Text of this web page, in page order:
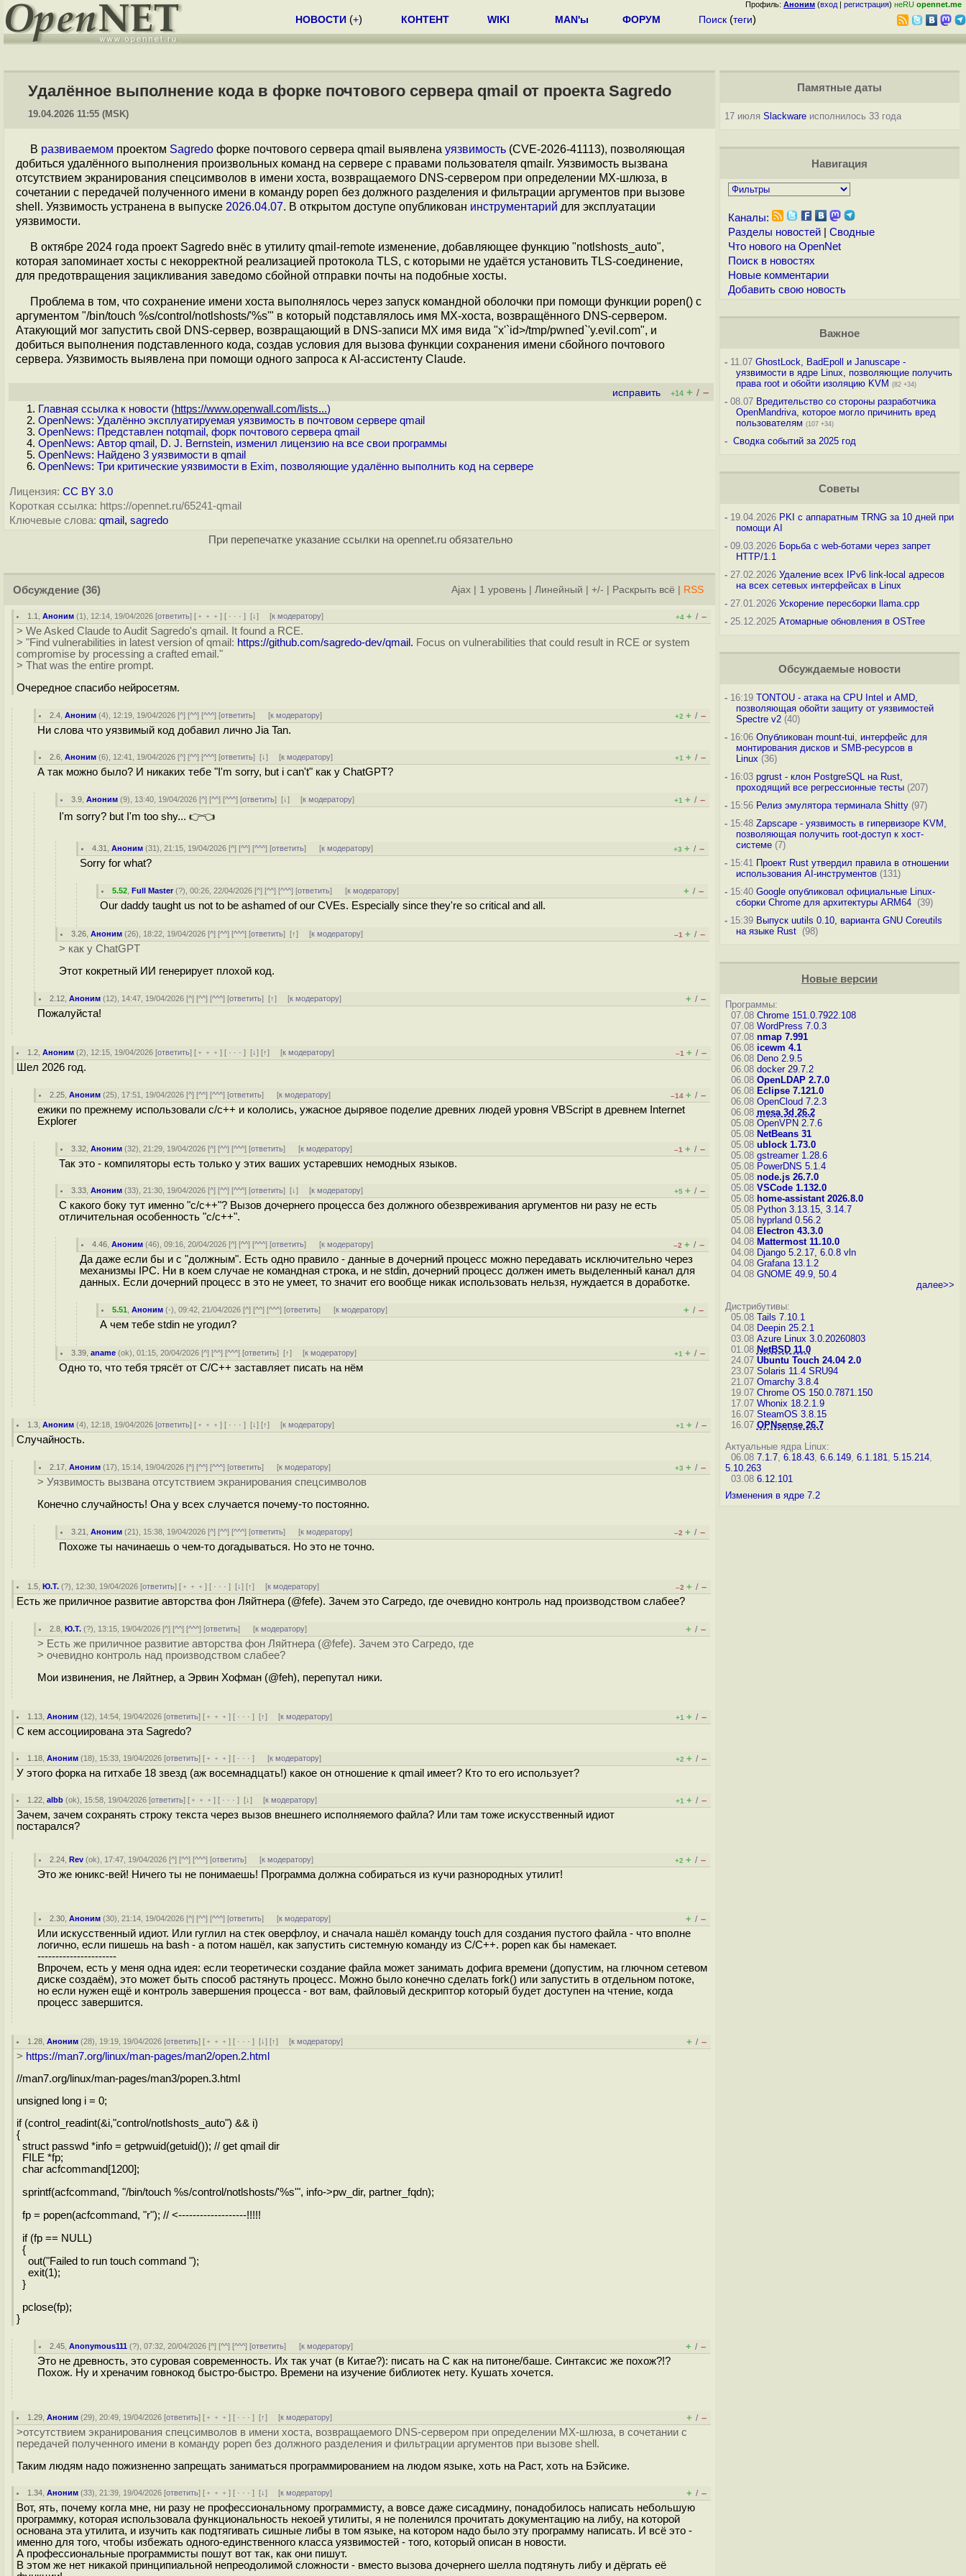
Профиль: Аноним (вход | регистрация) неRU opennet.me
НОВОСТИ (+) КОНТЕНТ WIKI MAN'ы ФОРУМ Поиск (теги)
Удалённое выполнение кода в форке почтового сервера qmail от проекта Sagredo
19.04.2026 11:55 (MSK)
В развиваемом проектом Sagredo форке почтового сервера qmail выявлена уязвимость (CVE-2026-41113), позволяющая
добиться удалённого выполнения произвольных команд на сервере с правами пользователя qmailr. Уязвимость вызвана
отсутствием экранирования спецсимволов в имени хоста, возвращаемого DNS-сервером при определении MX-шлюза, в
сочетании с передачей полученного имени в команду popen без должного разделения и фильтрации аргументов при вызове
shell. Уязвимость устранена в выпуске 2026.04.07. В открытом доступе опубликован инструментарий для эксплуатации
уязвимости.
В октябре 2024 года проект Sagredo внёс в утилиту qmail-remote изменение, добавляющее функцию "notlshosts_auto",
которая запоминает хосты с некорректной реализацией протокола TLS, с которыми не удаётся установить TLS-соединение,
для предотвращения зацикливания заведомо сбойной отправки почты на подобные хосты.
Проблема в том, что сохранение имени хоста выполнялось через запуск командной оболочки при помощи функции popen() c
аргументом "/bin/touch %s/control/notlshosts/'%s'" в который подставлялось имя MX-хоста, возвращённого DNS-сервером.
Атакующий мог запустить свой DNS-сервер, возвращающий в DNS-записи MX имя вида "x'`id>/tmp/pwned`'y.evil.com", и
добиться выполнения подставленного кода, создав условия для вызова функции сохранения имени сбойного почтового
сервера. Уязвимость выявлена при помощи одного запроса к AI-ассистенту Claude.
исправить +14 + / –
Главная ссылка к новости (https://www.openwall.com/lists...)
OpenNews: Удалённо эксплуатируемая уязвимость в почтовом сервере qmail
OpenNews: Представлен notqmail, форк почтового сервера qmail
OpenNews: Автор qmail, D. J. Bernstein, изменил лицензию на все свои программы
OpenNews: Найдено 3 уязвимости в qmail
OpenNews: Три критические уязвимости в Exim, позволяющие удалённо выполнить код на сервере
Лицензия: CC BY 3.0
Короткая ссылка: https://opennet.ru/65241-qmail
Ключевые слова: qmail , sagredo
При перепечатке указание ссылки на opennet.ru обязательно
Обсуждение (36) Ajax 1 уровень Линейный +/- Раскрыть всё RSS
1.1 ,Аноним (1), 12:14, 19/04/2026 [ответить] [ ﹢﹢﹢] [ · · ·][↓] [к модератору] +4 + / –
> We Asked Claude to Audit Sagredo's qmail. It found a RCE.
> "Find vulnerabilities in latest version of qmail: https://github.com/sagredo-dev/qmail. Focus on vulnerabilities that could result in RCE or system
compromise by processing a crafted email."
> That was the entire prompt.
Очередное спасибо нейросетям.
2.4 ,Аноним (4), 12:19, 19/04/2026 [^] [^^] [^^^] [ответить] [к модератору] +2 + / –
Ни слова что уязвимый код добавил лично Jia Tan.
2.6 ,Аноним (6), 12:41, 19/04/2026 [^] [^^] [^^^] [ответить][↓] [к модератору] +1 + / –
А так можно было? И никаких тебе "I'm sorry, but i can't" как у ChatGPT?
3.9 ,Аноним (9), 13:40, 19/04/2026 [^] [^^] [^^^] [ответить][↓] [к модератору] +1 + / –
I'm sorry? but I'm too shy... 👉👈
4.31 ,Аноним (31), 21:15, 19/04/2026 [^] [^^] [^^^] [ответить] [к модератору] +3 + / –
Sorry for what?
5.52 ,Full Master(?), 00:26, 22/04/2026 [^] [^^] [^^^] [ответить] [к модератору] + / –
Our daddy taught us not to be ashamed of our CVEs. Especially since they're so critical and all.
3.26 ,Аноним (26), 18:22, 19/04/2026 [^] [^^] [^^^] [ответить][↑] [к модератору] –1 + / –
> как у ChatGPT
Этот кокретный ИИ генерирует плохой код.
2.12 ,Аноним (12), 14:47, 19/04/2026 [^] [^^] [^^^] [ответить][↑] [к модератору] + / –
Пожалуйста!
1.2 ,Аноним (2), 12:15, 19/04/2026 [ответить] [ ﹢﹢﹢] [ · · ·][↓] [↑] [к модератору] –1 + / –
Шел 2026 год.
2.25 ,Аноним (25), 17:51, 19/04/2026 [^] [^^] [^^^] [ответить] [к модератору] –14 + / –
ежики по прежнему использовали c/c++ и кололись, ужасное дырявое поделие древних людей уровня VBScript в древнем Internet
Explorer
3.32 ,Аноним (32), 21:29, 19/04/2026 [^] [^^] [^^^] [ответить] [к модератору] –1 + / –
Так это - компиляторы есть только у этих ваших устаревших немодных языков.
3.33 ,Аноним (33), 21:30, 19/04/2026 [^] [^^] [^^^] [ответить][↓] [к модератору] +5 + / –
С какого боку тут именно "c/c++"? Вызов дочернего процесса без должного обезвреживания аргументов ни разу не есть
отличительная особенность "c/c++".
4.46 ,Аноним (46), 09:16, 20/04/2026 [^] [^^] [^^^] [ответить] [к модератору] –2 + / –
Да даже если бы и с "должным". Есть одно правило - данные в дочерний процесс можно передавать исключительно через
механизмы IPC. Ни в коем случае не командная строка, и не stdin, дочерний процесс должен иметь выделенный канал для
данных. Если дочерний процесс в это не умеет, то значит его вообще никак использовать нельзя, нуждается в доработке.
5.51 ,Аноним (-), 09:42, 21/04/2026 [^] [^^] [^^^] [ответить] [к модератору] + / –
А чем тебе stdin не угодил?
3.39 ,aname (ok), 01:15, 20/04/2026 [^] [^^] [^^^] [ответить][↑] [к модератору] +1 + / –
Одно то, что тебя трясёт от C/C++ заставляет писать на нём
1.3 ,Аноним (4), 12:18, 19/04/2026 [ответить] [ ﹢﹢﹢] [ · · ·][↓] [↑] [к модератору] +1 + / –
Случайность.
2.17 ,Аноним (17), 15:14, 19/04/2026 [^] [^^] [^^^] [ответить] [к модератору] +3 + / –
> Уязвимость вызвана отсутствием экранирования спецсимволов
Конечно случайность! Она у всех случается почему-то постоянно.
3.21 ,Аноним (21), 15:38, 19/04/2026 [^] [^^] [^^^] [ответить] [к модератору] –2 + / –
Похоже ты начинаешь о чем-то догадываться. Но это не точно.
1.5 ,Ю.Т. (?), 12:30, 19/04/2026 [ответить] [ ﹢﹢﹢] [ · · ·][↓] [↑] [к модератору] –2 + / –
Есть же приличное развитие авторства фон Ляйтнера (@fefe). Зачем это Сагредо, где очевидно контроль над производством слабее?
2.8 ,Ю.Т. (?), 13:15, 19/04/2026 [^] [^^] [^^^] [ответить] [к модератору] + / –
> Есть же приличное развитие авторства фон Ляйтнера (@fefe). Зачем это Сагредо, где
> очевидно контроль над производством слабее?
Мои извинения, не Ляйтнер, а Эрвин Хофман (@feh), перепутал ники.
1.13 ,Аноним (12), 14:54, 19/04/2026 [ответить] [ ﹢﹢﹢] [ · · ·][↑] [к модератору] +1 + / –
С кем ассоциирована эта Sagredo?
1.18 ,Аноним (18), 15:33, 19/04/2026 [ответить] [ ﹢﹢﹢] [ · · ·] [к модератору] +2 + / –
У этого форка на гитхабе 18 звезд (аж восемнадцать!) какое он отношение к qmail имеет? Кто то его использует?
1.22 ,albb (ok), 15:58, 19/04/2026 [ответить] [ ﹢﹢﹢] [ · · ·][↓] [к модератору] +1 + / –
Зачем, зачем сохранять строку текста через вызов внешнего исполняемого файла? Или там тоже искусственный идиот
постарался?
2.24 ,Rev (ok), 17:47, 19/04/2026 [^] [^^] [^^^] [ответить] [к модератору] +2 + / –
Это же юникс-вей! Ничего ты не понимаешь! Программа должна собираться из кучи разнородных утилит!
2.30 ,Аноним (30), 21:14, 19/04/2026 [^] [^^] [^^^] [ответить] [к модератору] + / –
Или искусственный идиот. Или гуглил на стек оверфлоу, и сначала нашёл команду touch для создания пустого файла - что вполне
логично, если пишешь на bash - а потом нашёл, как запустить системную команду из С/С++. popen как бы намекает.
----------------------
Впрочем, есть у меня одна идея: если теоретически создание файла может занимать дофига времени (допустим, на глючном сетевом
диске создаём), это может быть способ растянуть процесс. Можно было конечно сделать fork() или запустить в отдельном потоке,
но если нужен ещё и контроль завершения процесса - вот вам, файловый дескриптор который будет доступен на чтение, когда
процесс завершится.
1.28 ,Аноним (28), 19:19, 19/04/2026 [ответить] [ ﹢﹢﹢] [ · · ·][↓] [↑] [к модератору] + / –
> https://man7.org/linux/man-pages/man2/open.2.html
//man7.org/linux/man-pages/man3/popen.3.html
unsigned long i = 0;
if (control_readint(&i,"control/notlshosts_auto") && i)
{
struct passwd *info = getpwuid(getuid()); // get qmail dir
FILE *fp;
char acfcommand[1200];
sprintf(acfcommand, "/bin/touch %s/control/notlshosts/'%s'", info->pw_dir, partner_fqdn);
fp = popen(acfcommand, "r"); // <-------------------!!!!!
if (fp == NULL)
{
out("Failed to run touch command ");
exit(1);
}
pclose(fp);
}
2.45 ,Anonymous111 (?), 07:32, 20/04/2026 [^] [^^] [^^^] [ответить] [к модератору] + / –
Это не древность, это суровая современность. Их так учат (в Китае?): писать на C как на питоне/баше. Синтаксис же похож?!?
Похож. Ну и хреначим говнокод быстро-быстро. Времени на изучение библиотек нету. Кушать хочется.
1.29 ,Аноним (29), 20:49, 19/04/2026 [ответить] [ ﹢﹢﹢] [ · · ·][↑] [к модератору] + / –
>отсутствием экранирования спецсимволов в имени хоста, возвращаемого DNS-сервером при определении MX-шлюза, в сочетании с
передачей полученного имени в команду popen без должного разделения и фильтрации аргументов при вызове shell.
Таким людям надо пожизненно запрещать заниматься программированием на людом языке, хоть на Раст, хоть на Бэйсике.
1.34 ,Аноним (33), 21:39, 19/04/2026 [ответить] [ ﹢﹢﹢] [ · · ·][↓] [к модератору] + / –
Вот, ять, почему когла мне, ни разу не профессиональному программисту, а вовсе даже сисадмину, понадобилось написать небольшую
программку, которая использовала функциональность некоей утилиты, я не поленился прочитать документацию на либу, на которой
основана эта утилита, и изучить как подтягивать сишные либы в том языке, на котором надо было эту программу написать. И всё это -
именно для того, чтобы избежать одного-единственного класса уязвимостей - того, который описан в новости.
А профессиональные программисты пошут вот так, как они пишут.
В этом же нет никакой принципиальной непреодолимой сложности - вместо вызова дочернего шелла подтянуть либу и дёргать её
Памятные даты
17 июля Slackwareисполнилось 33 года
Навигация
Каналы:
Разделы новостей| Сводные
Что нового на OpenNet
Поиск в новостях
Новые комментарии
Добавить свою новость
Важное
-11.07 GhostLock, BadEpoll и Januscape -
уязвимости в ядре Linux, позволяющие получить
права root и обойти изоляцию KVM (82 +34)
-08.07 Вредительство со стороны разработчика
OpenMandriva, которое могло причинить вред
пользователям (107 +34)
- Сводка событий за 2025 год
Советы
-19.04.2026 PKI с аппаратным TRNG за 10 дней при
помощи AI
-09.03.2026 Борьба с web-ботами через запрет
HTTP/1.1
-27.02.2026 Удаление всех IPv6 link-local адресов
на всех сетевых интерфейсах в Linux
-27.01.2026 Ускорение пересборки llama.cpp
-25.12.2025 Атомарные обновления в OSTree
Обсуждаемые новости
-16:19 TONTOU - атака на CPU Intel и AMD,
позволяющая обойти защиту от уязвимостей
Spectre v2(40)
-16:06 Опубликован mount-tui, интерфейс для
монтирования дисков и SMB-ресурсов в
Linux (36)
-16:03 pgrust - клон PostgreSQL на Rust,
проходящий все регрессионные тесты(207)
-15:56 Релиз эмулятора терминала Shitty(97)
-15:48 Zapscape - уязвимость в гипервизоре KVM,
позволяющая получить root-доступ к хост-
системе(7)
-15:41 Проект Rust утвердил правила в отношении
использования AI-инструментов(131)
-15:40 Google опубликовал официальные Linux-
сборки Chrome для архитектуры ARM64 (39)
-15:39 Выпуск uutils 0.10, варианта GNU Coreutils
на языке Rust (98)
Новые версии
Программы:
07.08 Chrome 151.0.7922.108
07.08 WordPress 7.0.3
07.08 nmap 7.991
06.08 icewm 4.1
06.08 Deno 2.9.5
06.08 docker 29.7.2
06.08 OpenLDAP 2.7.0
06.08 Eclipse 7.121.0
06.08 OpenCloud 7.2.3
06.08 mesa 3d 26.2
05.08 OpenVPN 2.7.6
05.08 NetBeans 31
05.08 ublock 1.73.0
05.08 gstreamer 1.28.6
05.08 PowerDNS 5.1.4
05.08 node.js 26.7.0
05.08 VSCode 1.132.0
05.08 home-assistant 2026.8.0
05.08 Python 3.13.15, 3.14.7
05.08 hyprland 0.56.2
04.08 Electron 43.3.0
04.08 Mattermost 11.10.0
04.08 Django 5.2.17, 6.0.8 vln
04.08 Grafana 13.1.2
04.08 GNOME 49.9, 50.4
далее>>
Дистрибутивы:
05.08 Tails 7.10.1
04.08 Deepin 25.2.1
03.08 Azure Linux 3.0.20260803
01.08 NetBSD 11.0
24.07 Ubuntu Touch 24.04 2.0
23.07 Solaris 11.4 SRU94
21.07 Omarchy 3.8.4
19.07 Chrome OS 150.0.7871.150
17.07 Whonix 18.2.1.9
16.07 SteamOS 3.8.15
16.07 OPNsense 26.7
Актуальные ядра Linux:
06.08 7.1.7, 6.18.43, 6.6.149, 6.1.181, 5.15.214,
5.10.263
03.08 6.12.101
Изменения в ядре 7.2